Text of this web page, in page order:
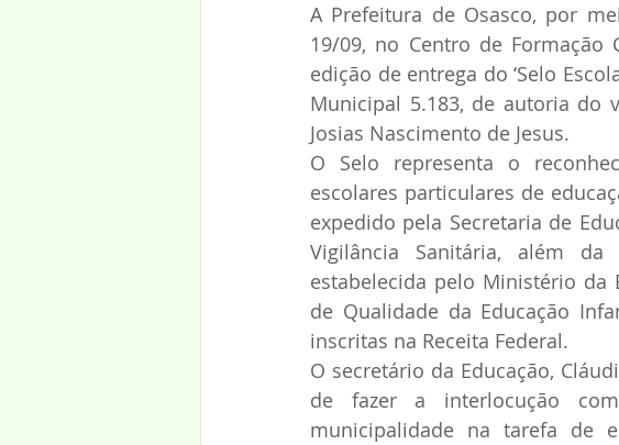
A Prefeitura de Osasco, por
19/09, no Centro de Formação
edição de entrega do ‘Selo
Municipal 5.183, de autoria do
Josias Nascimento de Jesus.
O Selo representa o
escolares particulares de
expedido pela Secretaria de
Vigilância Sanitária, além
estabelecida pelo Ministério da
de Qualidade da Educação
inscritas na Receita Federal.
O secretário da Educação,
de fazer a interlocução
municipalidade na tarefa de